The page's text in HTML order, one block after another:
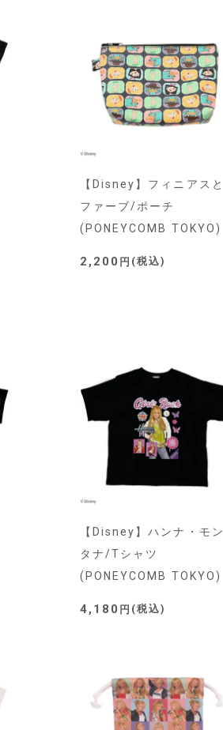
【Disney】フィニアスと
ファーブ/ポーチ
(PONEYCOMB TOKYO)
2,200 税込
【Disney】ハンナ・モン
タナ/Tシャツ
(PONEYCOMB TOKYO)
4,180 税込